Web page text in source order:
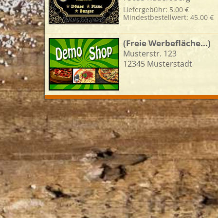
Liefergebühr: 5.00 €
Mindestbestellwert: 45.00 €
(Freie Werbefläche...)
Musterstr. 123
12345 Musterstadt